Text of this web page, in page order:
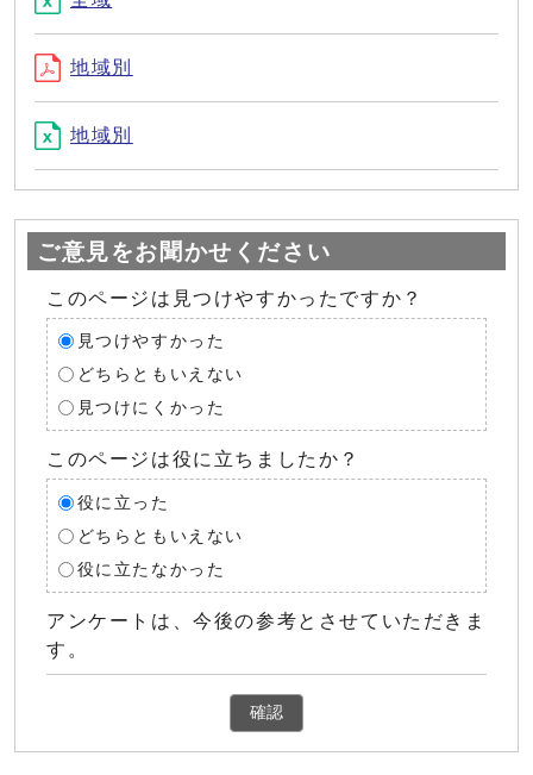
地域別
地域別
ご意見をお聞かせください
このページは見つけやすかったですか？
見つけやすかった
どちらともいえない
見つけにくかった
このページは役に立ちましたか？
役に立った
どちらともいえない
役に立たなかった
アンケートは、今後の参考とさせていただきま
す。
確認